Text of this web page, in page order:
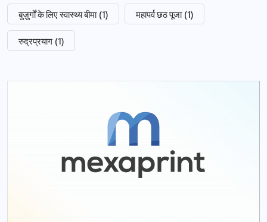
बुज़ुर्गों के लिए स्वास्थ्य बीमा (1) महापर्व छठ पूजा (1)
रुद्रप्रयाग (1)